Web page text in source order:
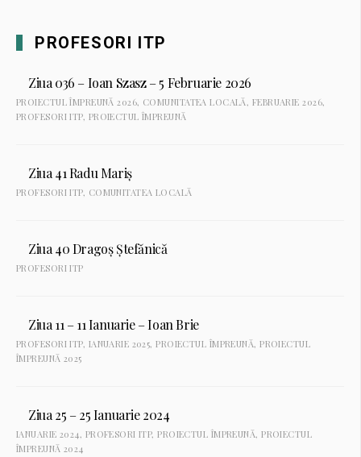
PROFESORI ITP
Ziua 036 – Ioan Szasz – 5 Februarie 2026
PROIECTUL ÎMPREUNĂ 2026, COMUNITATEA LOCALĂ, FEBRUARIE 2026,
PROFESORI ITP, PROIECTUL ÎMPREUNĂ
Ziua 41 Radu Mariș
PROFESORI ITP, COMUNITATEA LOCALĂ
Ziua 40 Dragoș Ștefănică
PROFESORI ITP
Ziua 11 – 11 Ianuarie – Ioan Brie
PROFESORI ITP, IANUARIE 2025,PROIECTUL ÎMPREUNĂ,PROIECTUL
ÎMPREUNĂ 2025
Ziua 25 – 25 Ianuarie 2024
IANUARIE 2024, PROFESORI ITP,PROIECTUL ÎMPREUNĂ,PROIECTUL
ÎMPREUNĂ 2024